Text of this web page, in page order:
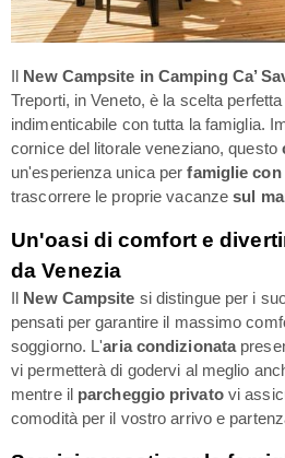
Il New Campsite in Camping Ca’
Treporti, in Veneto, è la scelta
indimenticabile con tutta la famiglia.
cornice del litorale veneziano, questo
un'esperienza unica perfamiglie con
trascorrere le proprie vacanzesul
Un'oasi di comfort e
da Venezia
Il New Campsite si distingue per i
pensati per garantire il massimo
soggiorno. L'aria condizionata
vi permetterà di godervi al meglio
mentre il parcheggio privatovi
comodità per il vostro arrivo e